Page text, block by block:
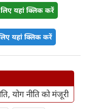
यहां क्लिक करें
यहां क्लिक करें
योग नीति को मंजूरी